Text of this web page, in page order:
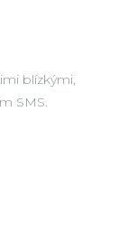
blízkými,
SMS.